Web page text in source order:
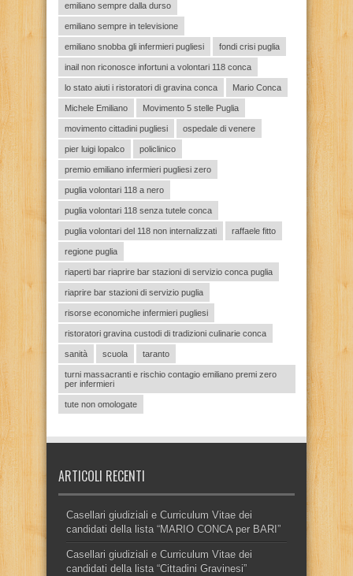
emiliano sempre dalla durso
emiliano sempre in televisione
emiliano snobba gli infermieri pugliesi fondi crisi puglia
inail non riconosce infortuni a volontari 118 conca
lo stato aiuti i ristoratori di gravina conca Mario Conca
Michele Emiliano Movimento 5 stelle Puglia
movimento cittadini pugliesi ospedale di venere
pier luigi lopalco policlinico
premio emiliano infermieri pugliesi zero
puglia volontari 118 a nero
puglia volontari 118 senza tutele conca
puglia volontari del 118 non internalizzati raffaele fitto
regione puglia
riaperti bar riaprire bar stazioni di servizio conca puglia
riaprire bar stazioni di servizio puglia
risorse economiche infermieri pugliesi
ristoratori gravina custodi di tradizioni culinarie conca
sanità scuola taranto
turni massacranti e rischio contagio emiliano premi zero
per infermieri
tute non omologate
ARTICOLI RECENTI
Casellari giudiziali e Curriculum Vitae dei
candidati della lista “MARIO CONCA per BARI”
Casellari giudiziali e Curriculum Vitae dei
candidati della lista “Cittadini Gravinesi”